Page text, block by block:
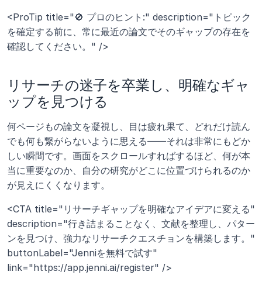
<ProTip title="🚫 プロのヒント:" description="トピック
を確定する前に、常に最近の論文でそのギャップの存在を
確認してください。" />
リサーチの迷子を卒業し、明確なギャ
ップを見つける
何ページもの論文を凝視し、目は疲れ果て、どれだけ読ん
でも何も繋がらないように思える――それは非常にもどか
しい瞬間です。画面をスクロールすればするほど、何が本
当に重要なのか、自分の研究がどこに位置づけられるのか
が見えにくくなります。
<CTA title="リサーチギャップを明確なアイデアに変える"
description="行き詰まることなく、文献を整理し、パター
ンを見つけ、強力なリサーチクエスチョンを構築します。"
buttonLabel="Jenniを無料で試す"
link="https://app.jenni.ai/register" />